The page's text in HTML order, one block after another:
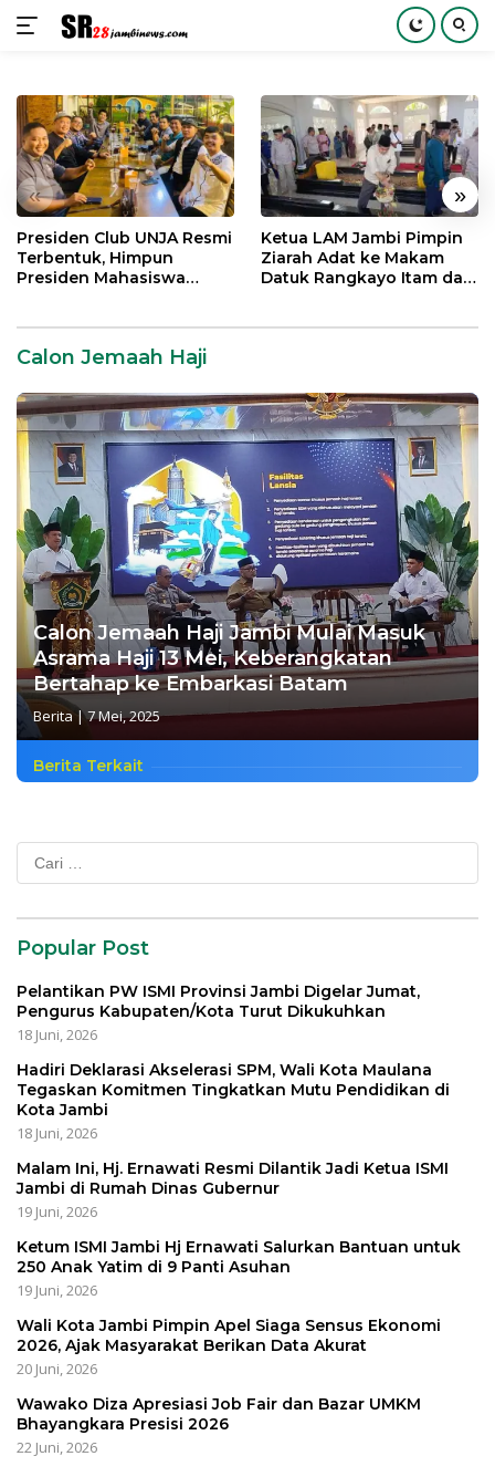
konten
« »
Presiden Club UNJA Resmi
Terbentuk, Himpun
Presiden Mahasiswa
Ketua LAM Jambi Pimpin
Ziarah Adat ke Makam
Datuk Rangkayo Itam dan
Calon Jemaah Haji
Calon Jemaah Haji Jambi Mulai Masuk
Asrama Haji 13 Mei, Keberangkatan
Bertahap ke Embarkasi Batam
Berita |7 Mei, 2025
Berita Terkait
Cari
untuk:
Popular Post
Pelantikan PW ISMI Provinsi Jambi Digelar Jumat,
Pengurus Kabupaten/Kota Turut Dikukuhkan
18 Juni, 2026
Hadiri Deklarasi Akselerasi SPM, Wali Kota Maulana
Tegaskan Komitmen Tingkatkan Mutu Pendidikan di
Kota Jambi
18 Juni, 2026
Malam Ini, Hj. Ernawati Resmi Dilantik Jadi Ketua ISMI
Jambi di Rumah Dinas Gubernur
19 Juni, 2026
Ketum ISMI Jambi Hj Ernawati Salurkan Bantuan untuk
250 Anak Yatim di 9 Panti Asuhan
19 Juni, 2026
Wali Kota Jambi Pimpin Apel Siaga Sensus Ekonomi
2026, Ajak Masyarakat Berikan Data Akurat
20 Juni, 2026
Wawako Diza Apresiasi Job Fair dan Bazar UMKM
Bhayangkara Presisi 2026
22 Juni, 2026